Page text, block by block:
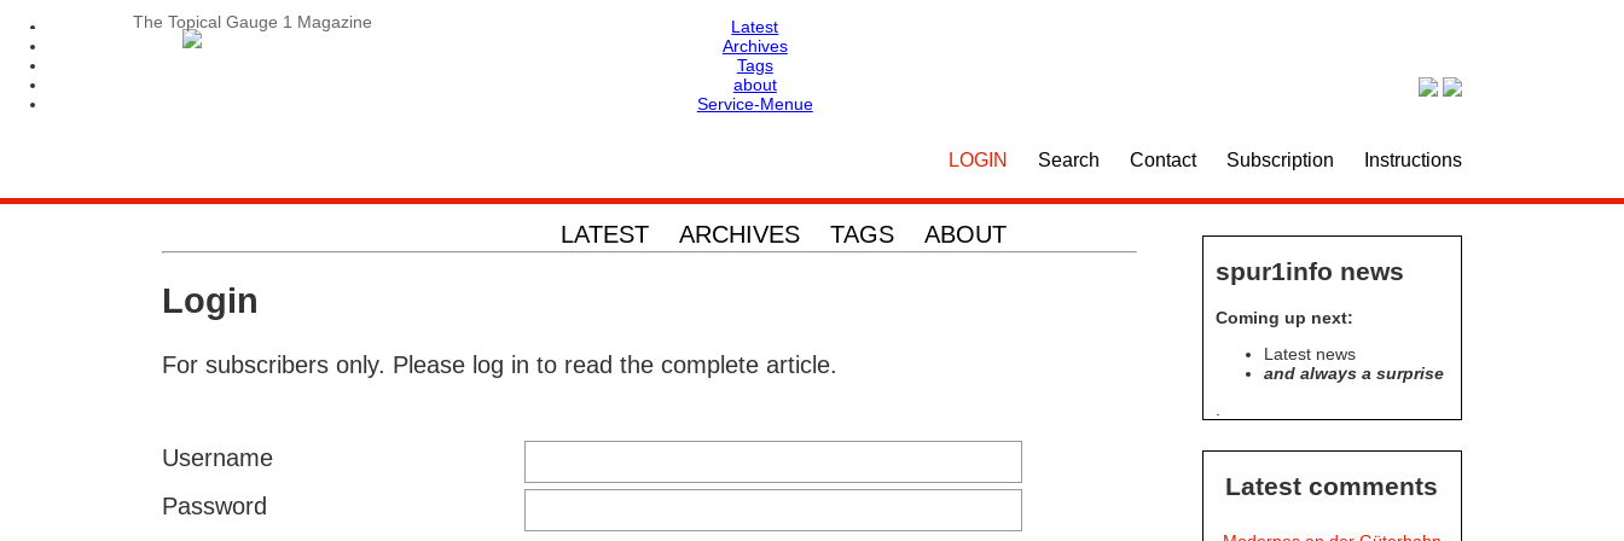
The Topical Gauge 1 Magazine
Latest
Archives
Tags
about
Service-Menue
LOGIN Search Contact Subscription Instructions
LATEST ARCHIVES TAGS ABOUT
Login
For subscribers only. Please log in to read the complete article.
Username
Password
spur1info news
Coming up next:
Latest news
and always a surprise
Latest comments